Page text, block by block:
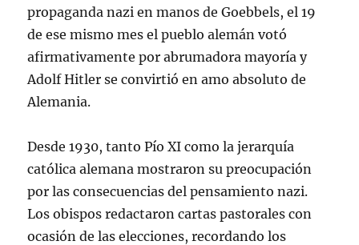
propaganda nazi en manos de Goebbels, el 19
de ese mismo mes el pueblo alemán votó
afirmativamente por abrumadora mayoría y
Adolf Hitler se convirtió en amo absoluto de
Alemania.
Desde 1930, tanto Pío XI como la jerarquía
católica alemana mostraron su preocupación
por las consecuencias del pensamiento nazi.
Los obispos redactaron cartas pastorales con
ocasión de las elecciones, recordando los